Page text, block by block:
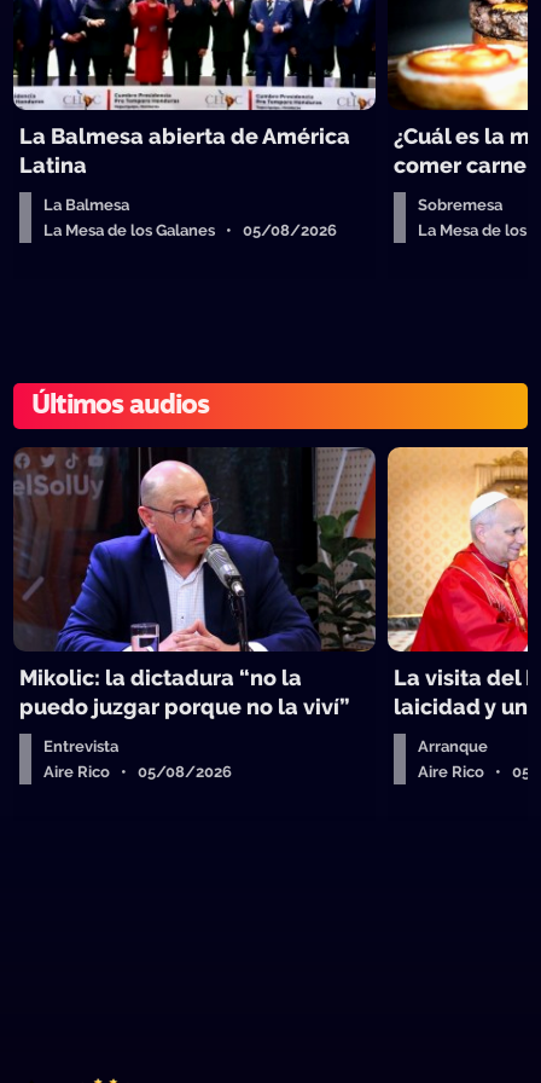
La Balmesa abierta de América
Latina
La Balmesa
La Mesa de los Galanes • 05/08/2026
¿Cuál es la
comer carne
Sobremesa
La Mesa de
Últimos audios
Mikolic: la dictadura “no la
puedo juzgar porque no la viví”
Entrevista
Aire Rico • 05/08/2026
La visita del
laicidad y un
Arranque
Aire Rico •